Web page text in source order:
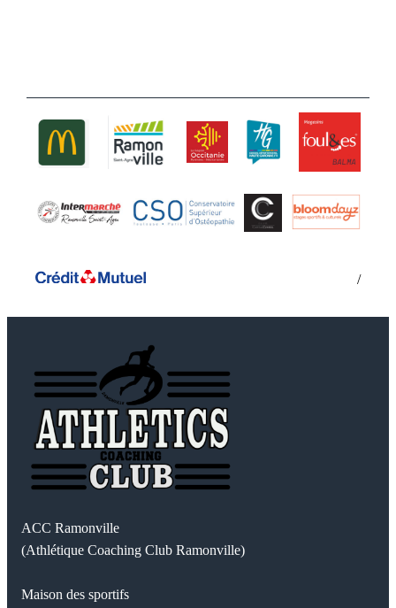
/
ACC Ramonville
(Athlétique Coaching Club Ramonville)
Maison des sportifs